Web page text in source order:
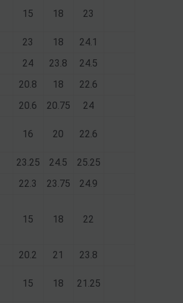
15 18 23
23 18
24.1
24 23.8
24.5
20.8 18
22.6
20.6 20.75 24
16 20 22.6
23.25 24.5
25.25
22.3 23.75 24.9
15 18 22
20.2 21 23.8
15 18 21.25